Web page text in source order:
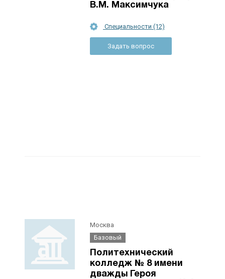
В.М. Максимчука
Специальности (12)
Задать вопрос
Москва
Базовый
Политехнический
колледж № 8 имени
дважды Героя